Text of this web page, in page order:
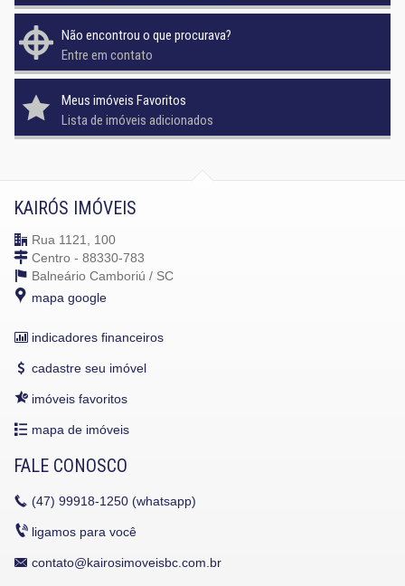
Não encontrou o que procurava?
Entre em contato
Meus imóveis Favoritos
Lista de imóveis adicionados
KAIRÓS IMÓVEIS
Rua 1121, 100
Centro - 88330-783
Balneário Camboriú / SC
mapa google
indicadores financeiros
cadastre seu imóvel
imóveis favoritos
mapa de imóveis
FALE CONOSCO
(47) 99918-1250 (whatsapp)
ligamos para você
contato@kairosimoveisbc.com.br